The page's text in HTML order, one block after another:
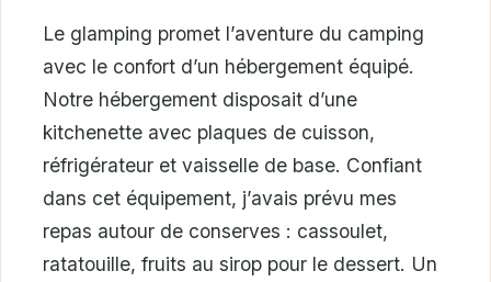
Le glamping promet l’aventure du camping
avec le confort d’un hébergement équipé.
Notre hébergement disposait d’une
kitchenette avec plaques de cuisson,
réfrigérateur et vaisselle de base. Confiant
dans cet équipement, j’avais prévu mes
repas autour de conserves : cassoulet,
ratatouille, fruits au sirop pour le dessert. Un